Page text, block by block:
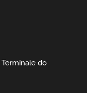
Terminale do